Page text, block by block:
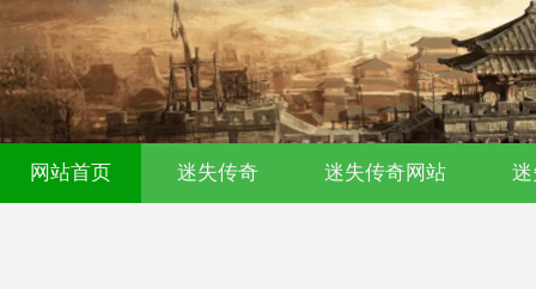
网站首页 迷失传奇 迷失传奇网站